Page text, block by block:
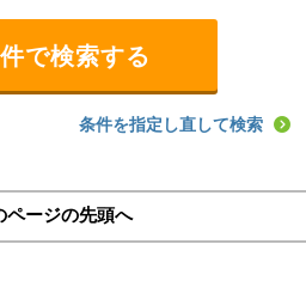
条件を指定し直して検索
ページの先頭へ